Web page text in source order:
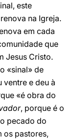
este
na Igreja.
em cada
que
Jesus Cristo.
«sinal» de
ventre e deu à
«é obra do
, porque é o
pecado do
os pastores,